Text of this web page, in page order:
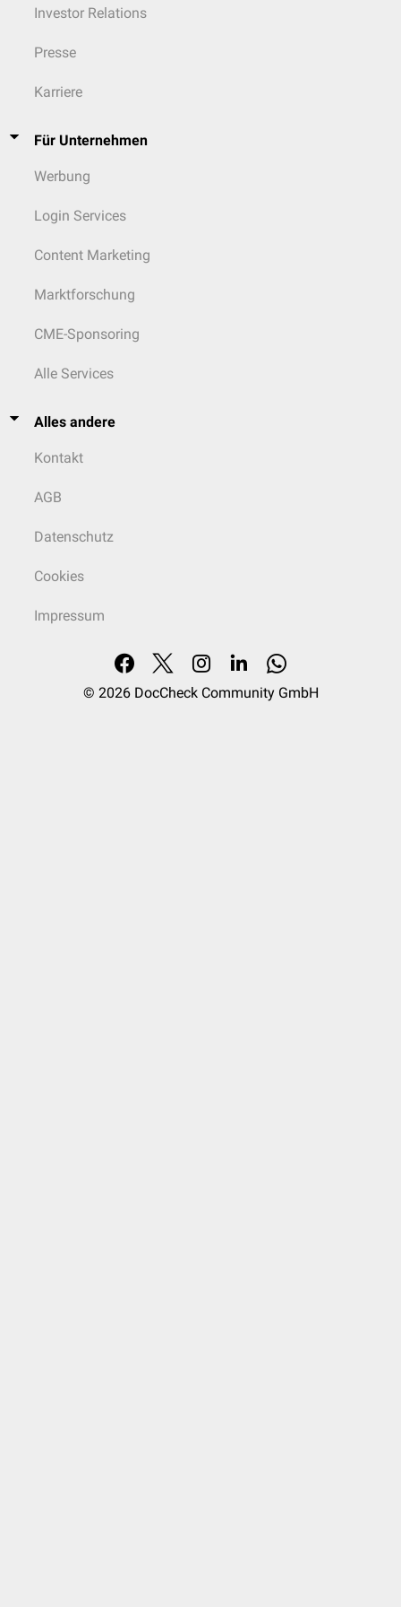
Investor Relations
Presse
Karriere
Für Unternehmen
Werbung
Login Services
Content Marketing
Marktforschung
CME-Sponsoring
Alle Services
Alles andere
Kontakt
AGB
Datenschutz
Cookies
Impressum
© 2026 DocCheck Community GmbH